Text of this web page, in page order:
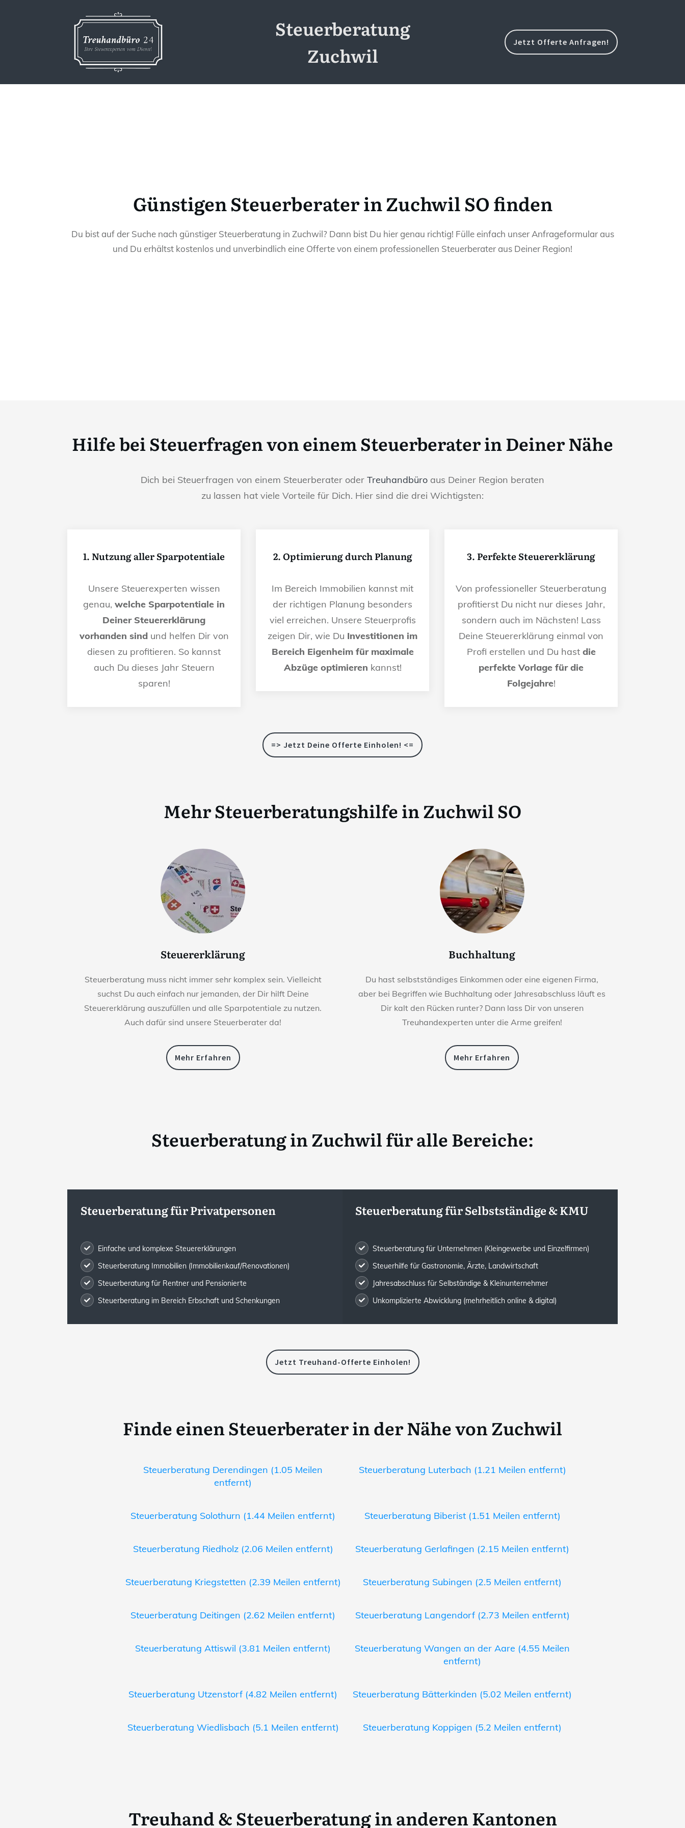
Steuerberatung
Zuchwil
Jetzt Offerte Anfragen!
Günstigen Steuerberater in Zuchwil SO finden
Du bist auf der Suche nach günstiger Steuerberatung in Zuchwil? Dann bist Du hier genau richtig! Fülle einfach unser Anfrageformular aus
und Du erhältst kostenlos und unverbindlich eine Offerte von einem professionellen Steuerberater aus Deiner Region!
Hilfe bei Steuerfragen von einem Steuerberater in Deiner Nähe
Dich bei Steuerfragen von einem Steuerberater oder Treuhandbüro aus Deiner Region beraten
zu lassen hat viele Vorteile für Dich. Hier sind die drei Wichtigsten:
1. Nutzung aller Sparpotentiale
Unsere Steuerexperten wissen
genau, welche Sparpotentiale in
Deiner Steuererklärung
vorhanden sindund helfen Dir von
diesen zu profitieren. So kannst
auch Du dieses Jahr Steuern
sparen!
2. Optimierung durch Planung
Im Bereich Immobilien kannst mit
der richtigen Planung besonders
viel erreichen. Unsere Steuerprofis
zeigen Dir, wie Du Investitionen im
Bereich Eigenheim für maximale
Abzüge optimieren kannst!
3. Perfekte Steuererklärung
Von professioneller Steuerberatung
profitierst Du nicht nur dieses Jahr,
sondern auch im Nächsten! Lass
Deine Steuererklärung einmal von
Profi erstellen und Du hast die
perfekte Vorlage für die
Folgejahre!
=> Jetzt Deine Offerte Einholen! <=
Mehr Steuerberatungshilfe inZuchwil SO
Steuererklärung
Steuerberatung muss nicht immer sehr komplex sein. Vielleicht
suchst Du auch einfach nur jemanden, der Dir hilft Deine
Steuererklärung auszufüllen und alle Sparpotentiale zu nutzen.
Auch dafür sind unsere Steuerberater da!
Mehr Erfahren
Buchhaltung
Du hast selbstständiges Einkommen oder eine eigenen Firma,
aber bei Begriffen wie Buchhaltung oder Jahresabschluss läuft es
Dir kalt den Rücken runter? Dann lass Dir von unseren
Treuhandexperten unter die Arme greifen!
Mehr Erfahren
SteuerberatunginZuchwilfür alle Bereiche:
Steuerberatung für Privatpersonen
Einfache und komplexe Steuererklärungen
Steuerberatung Immobilien (Immobilienkauf/Renovationen)
Steuerberatung für Rentner und Pensionierte
Steuerberatung im Bereich Erbschaft und Schenkungen
Steuerberatung für Selbstständige & KMU
Steuerberatung für Unternehmen (Kleingewerbe und Einzelfirmen)
Steuerhilfe für Gastronomie, Ärzte, Landwirtschaft
Jahresabschluss für Selbständige & Kleinunternehmer
Unkomplizierte Abwicklung (mehrheitlich online & digital)
Jetzt Treuhand-Offerte Einholen!
Finde einen Steuerberater in der Nähe von Zuchwil
Steuerberatung Derendingen (1.05 Meilen
entfernt)
Steuerberatung Luterbach (1.21 Meilen entfernt)
Steuerberatung Solothurn (1.44 Meilen entfernt) Steuerberatung Biberist (1.51 Meilen entfernt)
Steuerberatung Riedholz (2.06 Meilen entfernt) Steuerberatung Gerlafingen (2.15 Meilen entfernt)
Steuerberatung Kriegstetten (2.39 Meilen entfernt) Steuerberatung Subingen (2.5 Meilen entfernt)
Steuerberatung Deitingen (2.62 Meilen entfernt) Steuerberatung Langendorf (2.73 Meilen entfernt)
Steuerberatung Attiswil (3.81 Meilen entfernt)
Steuerberatung Wangen an der Aare (4.55 Meilen
entfernt)
Steuerberatung Utzenstorf (4.82 Meilen entfernt) Steuerberatung Bätterkinden (5.02 Meilen entfernt)
Steuerberatung Wiedlisbach (5.1 Meilen entfernt) Steuerberatung Koppigen (5.2 Meilen entfernt)
Treuhand & Steuerberatung in anderen Kantonen